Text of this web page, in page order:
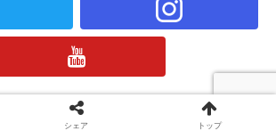
清瀬市のエアコン工事、取付、設置、交換なら
シェア トップ